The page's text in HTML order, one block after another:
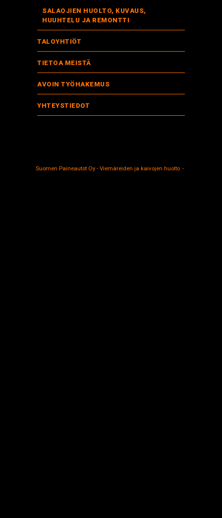
SALAOJIEN HUOLTO, KUVAUS,
HUUHTELU JA REMONTTI
TALOYHTIÖT
TIETOA MEISTÄ
AVOIN TYÖHAKEMUS
YHTEYSTIEDOT
Suomen Paineautot Oy - Viemäreiden ja kaivojen huolto